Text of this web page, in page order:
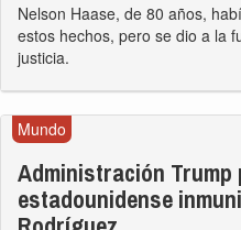
Nelson Haase, de 80 años,
estos hechos, pero se dio a la
justicia.
Mundo
Administración
estadounidense